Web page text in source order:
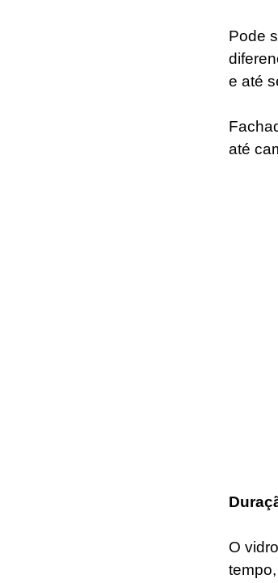
Pode
e até
até
O